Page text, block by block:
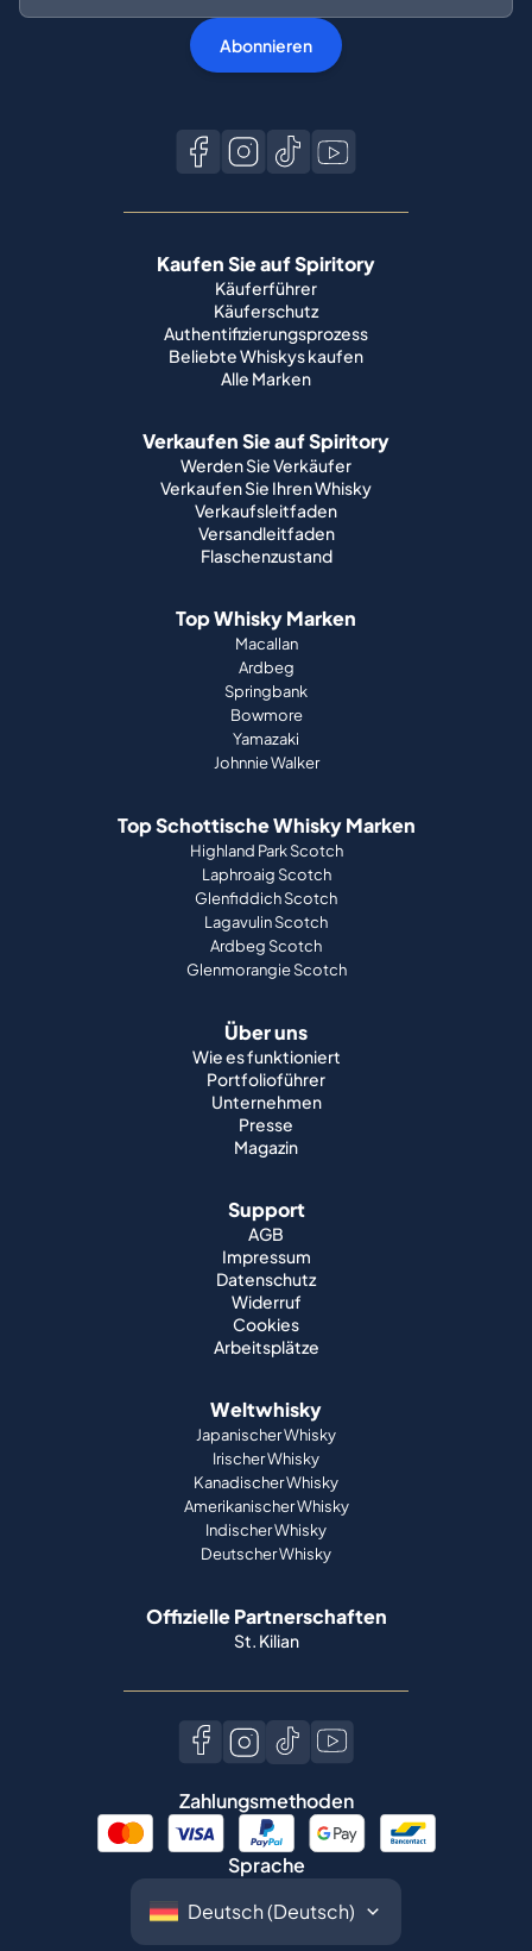
Abonnieren
Kaufen Sie auf Spiritory
Käuferführer
Käuferschutz
Authentifizierungsprozess
Beliebte Whiskys kaufen
Alle Marken
Verkaufen Sie auf Spiritory
Werden Sie Verkäufer
Verkaufen Sie Ihren Whisky
Verkaufsleitfaden
Versandleitfaden
Flaschenzustand
Top Whisky Marken
Macallan
Ardbeg
Springbank
Bowmore
Yamazaki
Johnnie Walker
Top Schottische Whisky Marken
Highland Park Scotch
Laphroaig Scotch
Glenfiddich Scotch
Lagavulin Scotch
Ardbeg Scotch
Glenmorangie Scotch
Über uns
Wie es funktioniert
Portfolioführer
Unternehmen
Presse
Magazin
Support
AGB
Impressum
Datenschutz
Widerruf
Cookies
Arbeitsplätze
Weltwhisky
Japanischer Whisky
Irischer Whisky
Kanadischer Whisky
Amerikanischer Whisky
Indischer Whisky
Deutscher Whisky
Offizielle Partnerschaften
St. Kilian
Zahlungsmethoden
Sprache